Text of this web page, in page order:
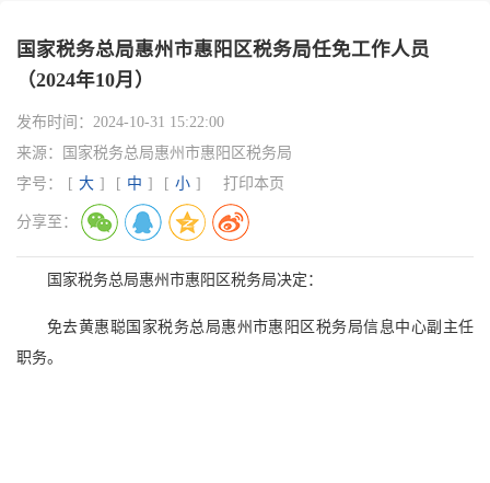
国家税务总局惠州市惠阳区税务局任免工作人员
（2024年10月）
发布时间： 2024-10-31 15:22:00
来源：
国家税务总局惠州市惠阳区税务局
字号：
[ 大 ] [ 中 ] [ 小 ] 打印本页
分享至：
国家税务总局惠州市惠阳区税务局决定：
免去黄惠聪国家税务总局惠州市惠阳区税务局信息中心副主任
职务。